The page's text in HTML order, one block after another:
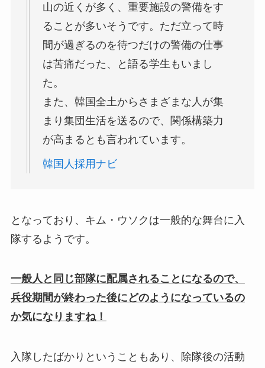
山の近くが多く、重要施設の警備をす
ることが多いそうです。ただ立って時
間が過ぎるのを待つだけの警備の仕事
は苦痛だった、と語る学生もいまし
た。
また、韓国全土からさまざまな人が集
まり集団生活を送るので、関係構築力
が高まるとも言われています。
韓国人採用ナビ
となっており、キム・ウソクは一般的な舞台に入
隊するようです。
一般人と同じ部隊に配属されることになるので、
兵役期間が終わった後にどのようになっているの
か気になりますね！
入隊したばかりということもあり、除隊後の活動